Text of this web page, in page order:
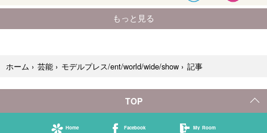
ホーム › 芸能 › モデルプレス/ent/world/wide/show › 記事
TOP
Home Facebook My Room